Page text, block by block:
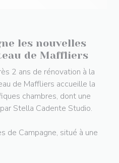
les nouvelles
de Maffliers
2 ans de rénovation à la
de Maffliers accueille la
chambres, dont une
Stella Cadente Studio.
de Campagne, situé à une